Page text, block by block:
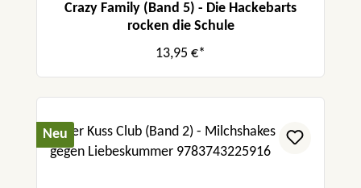
Crazy Family (Band 5) - Die Hackebarts
rocken die Schule
13,95 €*
Neu